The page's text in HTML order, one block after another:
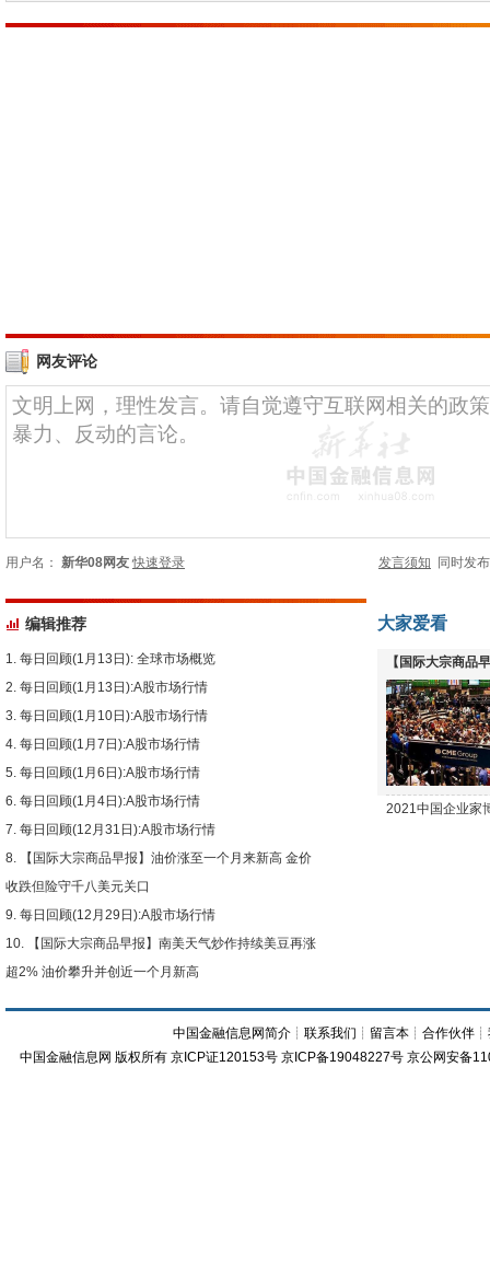
网友评论
用户名： 新华08网友 快速登录 发言须知 同时发
编辑推荐
每日回顾(1月13日): 全球市场概览
每日回顾(1月13日):A股市场行情
每日回顾(1月10日):A股市场行情
每日回顾(1月7日):A股市场行情
每日回顾(1月6日):A股市场行情
每日回顾(1月4日):A股市场行情
每日回顾(12月31日):A股市场行情
【国际大宗商品早报】油价涨至一个月来新高 金价
收跌但险守千八美元关口
每日回顾(12月29日):A股市场行情
【国际大宗商品早报】南美天气炒作持续美豆再涨
超2% 油价攀升并创近一个月新高
大家爱看
【国际大宗商品
下跌
2021中国企业家
中国金融信息网简介 ┊联系我们 ┊ 留言本 ┊合作伙伴 ┊
中国金融信息网 版权所有 京ICP证120153号 京ICP备19048227号 京公网安备